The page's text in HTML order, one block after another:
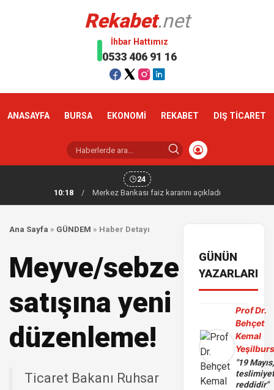
Rekabet.net
İhbar Hattımız
0533 406 91 16
ANASAYFA BURSA EKONOMİ REKABET DIŞ TİCARET
24
10:18
/ Merkez Bankası faiz kararını açıkladı
Ana Sayfa » GÜNDEM » Haber Detayı
Meyve/sebze
satışına yeni
düzenleme!
Ticaret Bakanı Ruhsar
GÜNÜN
YAZARLARI
Prof Dr.
Behçet
Kemal
"19 Mayıs,
reddidir"